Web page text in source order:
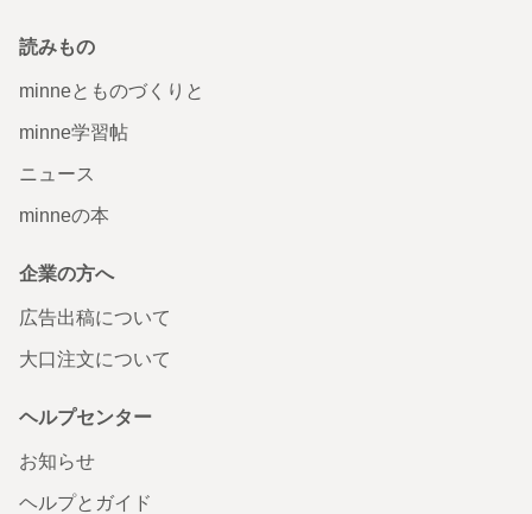
読みもの
minneとものづくりと
minne学習帖
ニュース
minneの本
企業の方へ
広告出稿について
大口注文について
ヘルプセンター
お知らせ
ヘルプとガイド